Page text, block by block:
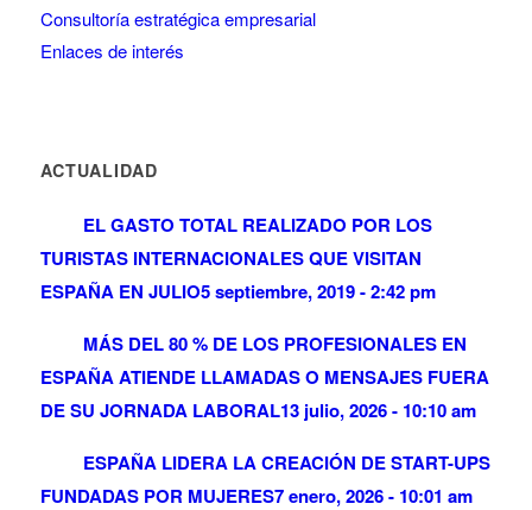
Consultoría estratégica empresarial
Enlaces de interés
ACTUALIDAD
EL GASTO TOTAL REALIZADO POR LOS
TURISTAS INTERNACIONALES QUE VISITAN
ESPAÑA EN JULIO5 septiembre, 2019 - 2:42 pm
MÁS DEL 80 % DE LOS PROFESIONALES EN
ESPAÑA ATIENDE LLAMADAS O MENSAJES FUERA
DE SU JORNADA LABORAL13 julio, 2026 - 10:10 am
ESPAÑA LIDERA LA CREACIÓN DE START-UPS
FUNDADAS POR MUJERES7 enero, 2026 - 10:01 am